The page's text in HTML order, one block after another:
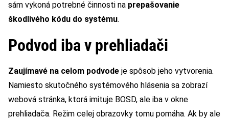
sám vykoná potrebné činnosti na prepašovanie
škodlivého kódu do systému.
Podvod iba v prehliadači
Zaujímavé na celom podvode je spôsob jeho vytvorenia.
Namiesto skutočného systémového hlásenia sa zobrazí
webová stránka, ktorá imituje BOSD, ale iba v okne
prehliadača. Režim celej obrazovky tomu pomáha. Ak by ale